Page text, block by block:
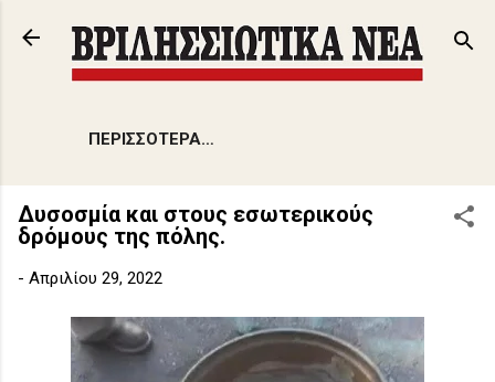
Μετάβαση στο κύριο περιεχόμενο
ΠΕΡΙΣΣΌΤΕΡΑ…
Δυσοσμία και στους εσωτερικούς
δρόμους της πόλης.
- Απριλίου 29, 2022